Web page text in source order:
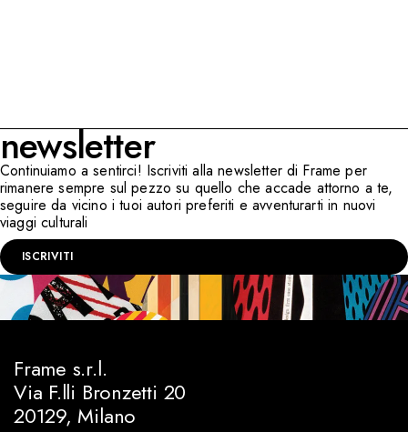
newsletter
Continuiamo a sentirci! Iscriviti alla newsletter di Frame per
rimanere sempre sul pezzo su quello che accade attorno a te,
seguire da vicino i tuoi autori preferiti e avventurarti in nuovi
viaggi culturali
ISCRIVITI
Frame s.r.l.
Via F.lli Bronzetti 20
20129, Milano